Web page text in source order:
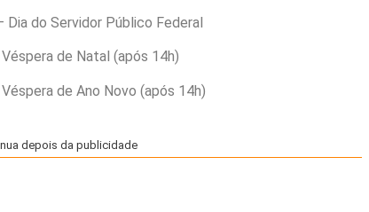
Dia do Servidor Público Federal
de Natal (após 14h)
de Ano Novo (após 14h)
depois da publicidade